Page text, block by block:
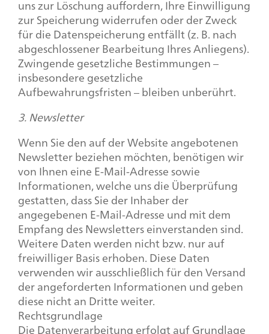
uns zur Löschung auffordern, Ihre Einwilligung
zur Speicherung widerrufen oder der Zweck
für die Datenspeicherung entfällt (z. B. nach
abgeschlossener Bearbeitung Ihres Anliegens).
Zwingende gesetzliche Bestimmungen –
insbesondere gesetzliche
Aufbewahrungsfristen – bleiben unberührt.
3. Newsletter
Wenn Sie den auf der Website angebotenen
Newsletter beziehen möchten, benötigen wir
von Ihnen eine E-Mail-Adresse sowie
Informationen, welche uns die Überprüfung
gestatten, dass Sie der Inhaber der
angegebenen E-Mail-Adresse und mit dem
Empfang des Newsletters einverstanden sind.
Weitere Daten werden nicht bzw. nur auf
freiwilliger Basis erhoben. Diese Daten
verwenden wir ausschließlich für den Versand
der angeforderten Informationen und geben
diese nicht an Dritte weiter.
Rechtsgrundlage
Die Datenverarbeitung erfolgt auf Grundlage